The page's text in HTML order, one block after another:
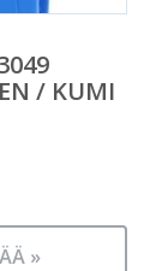
/ KUMI
»